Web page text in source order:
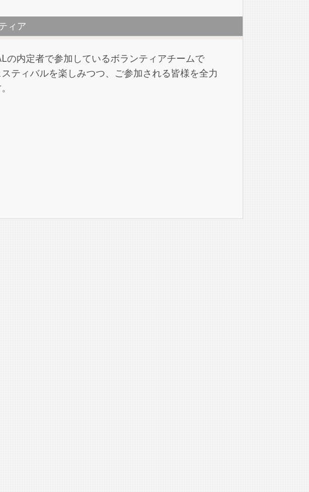
ィア
の内定者で参加しているボランティアチームで
ティバルを楽しみつつ、ご参加される皆様を全力